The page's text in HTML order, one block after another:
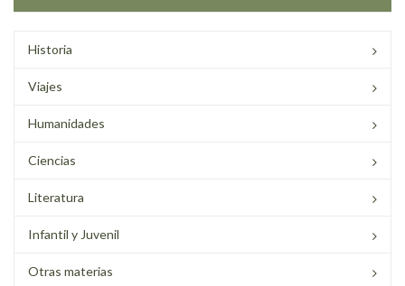
Historia
Viajes
Humanidades
Ciencias
Literatura
Infantil y Juvenil
Otras materias